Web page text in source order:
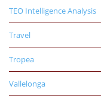
TEO Intelligence Analysis
Travel
Tropea
Vallelonga